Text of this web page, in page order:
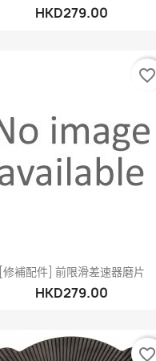
HKD279.00
[修補配件] 前限滑差速器磨片
HKD279.00
favorite_border
favorite_border